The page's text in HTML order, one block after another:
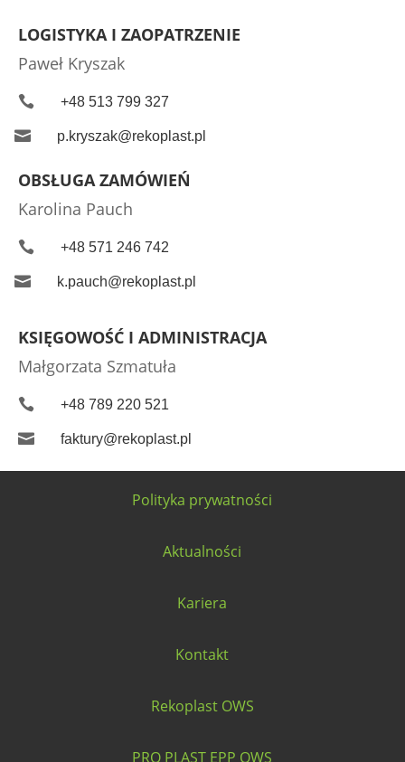
LOGISTYKA I ZAOPATRZENIE
Paweł Kryszak
 +48 513 799 327
 p.kryszak@rekoplast.pl
OBSŁUGA ZAMÓWIEŃ
Karolina Pauch
 +48 571 246 742
 k.pauch@rekoplast.pl
KSIĘGOWOŚĆ I ADMINISTRACJA
Małgorzata Szmatuła
 +48 789 220 521
 faktury@rekoplast.pl
Polityka prywatności
Aktualności
Kariera
Kontakt
Rekoplast OWS
PRO PLAST EPP OWS